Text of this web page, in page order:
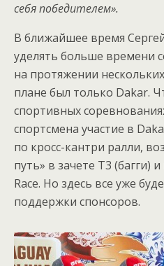
себя победителем».
В ближайшее время
уделять больше времени
на протяжении
плане был только Dakar.
спортивных
спортсмена участие в
по кросс-кантри ралли,
путь» в зачете Т3 (багги)
Race. Но здесь все уже
поддержки спонсоров.